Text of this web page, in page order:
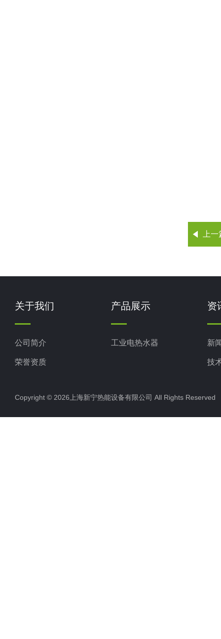
上
关于我们
公司简介
荣誉资质
产品展示
工业电热水器
资
新
技
Copyright © 2026上海新宁热能设备有限公司 All Rights